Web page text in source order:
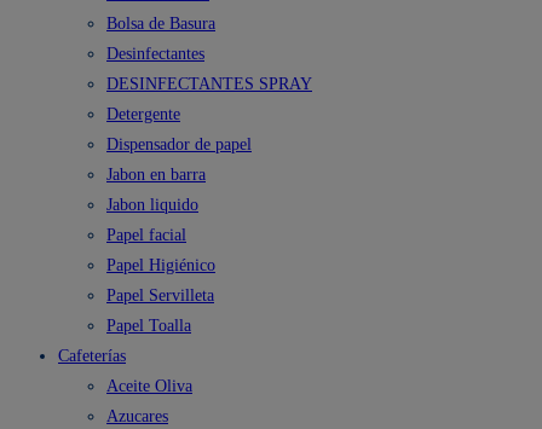
Bolsa de Basura
Desinfectantes
DESINFECTANTES SPRAY
Detergente
Dispensador de papel
Jabon en barra
Jabon liquido
Papel facial
Papel Higiénico
Papel Servilleta
Papel Toalla
Cafeterías
Aceite Oliva
Azucares